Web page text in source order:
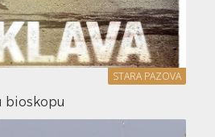
STARA PAZOVA
bioskopu